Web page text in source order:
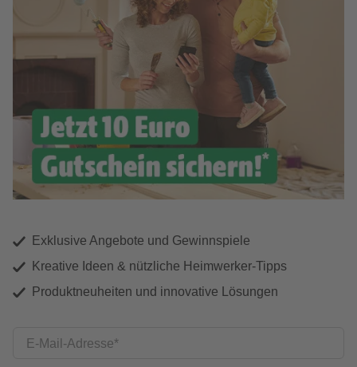
Exklusive Angebote und Gewinnspiele
Kreative Ideen & nützliche Heimwerker-Tipps
Produktneuheiten und innovative Lösungen
E-Mail-Adresse